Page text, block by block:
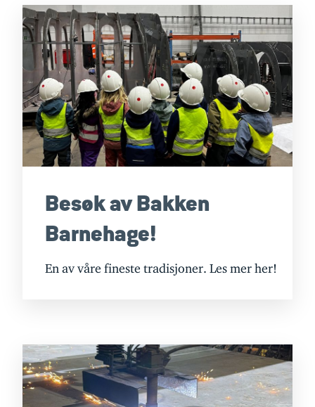
Besøk av Bakken
Barnehage!
En av våre fineste tradisjoner. Les mer her!